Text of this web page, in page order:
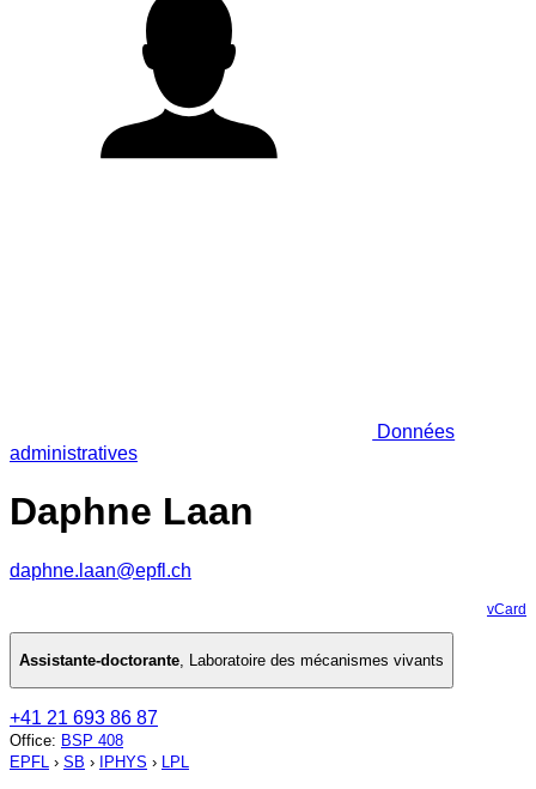
Données
administratives
Daphne Laan
daphne.laan@epfl.ch
vCard
Assistante-doctorante, Laboratoire des mécanismes vivants
+41 21 693 86 87
Office: BSP 408
EPFL › SB › IPHYS › LPL